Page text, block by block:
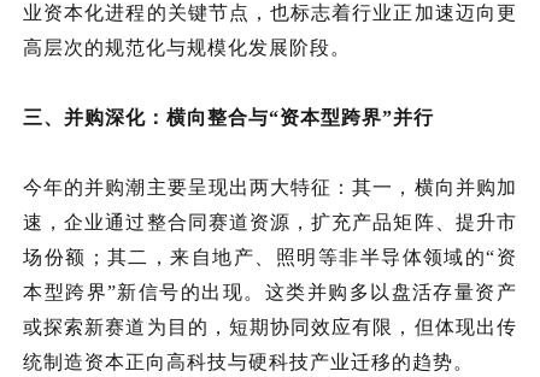
业资本化进程的关键节点，也标志着行业正加速迈向更
高层次的规范化与规模化发展阶段。
三、并购深化：横向整合与“资本型跨界”并行
今年的并购潮主要呈现出两大特征：其一，横向并购加
速，企业通过整合同赛道资源，扩充产品矩阵、提升市
场份额；其二，来自地产、照明等非半导体领域的“资
本型跨界”新信号的出现。这类并购多以盘活存量资产
或探索新赛道为目的，短期协同效应有限，但体现出传
统制造资本正向高科技与硬科技产业迁移的趋势。